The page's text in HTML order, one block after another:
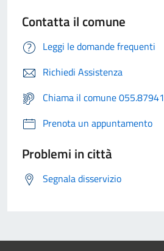
Contatta il comune
Leggi le domande frequenti
Richiedi Assistenza
Chiama il comune 055.87941
Prenota un appuntamento
Problemi in città
Segnala disservizio